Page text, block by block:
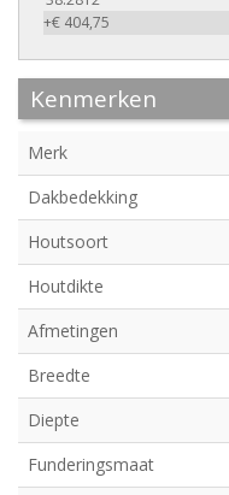
+€ 404,75
Kenmerken
Merk
Dakbedekking
Houtsoort
Houtdikte
Afmetingen
Breedte
Diepte
Funderingsmaat